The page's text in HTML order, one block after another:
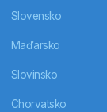
Slovensko
Maďarsko
Slovinsko
Chorvatsko